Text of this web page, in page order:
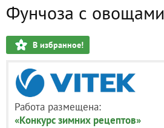
Фунчоза с овощами
В избранное!
Работа размещена:
«Конкурс зимних рецептов»